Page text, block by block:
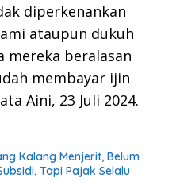
diperkenankan
ataupun dukuh
mereka beralasan
membayar ijin
Aini, 23 Juli 2024.
Kalang Menjerit, Belum
Tapi Pajak Selalu